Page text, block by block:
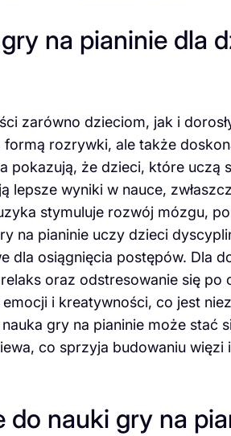
na pianinie dla
zarówno dzieciom, jak i
rozrywki, ale także
pokazują, że dzieci, które uczą
lepsze wyniki w nauce,
stymuluje rozwój mózgu,
na pianinie uczy dzieci
dla osiągnięcia postępów. Dla
oraz odstresowanie się po
i kreatywności, co jest
gry na pianinie może stać
co sprzyja budowaniu więzi
nauki gry na